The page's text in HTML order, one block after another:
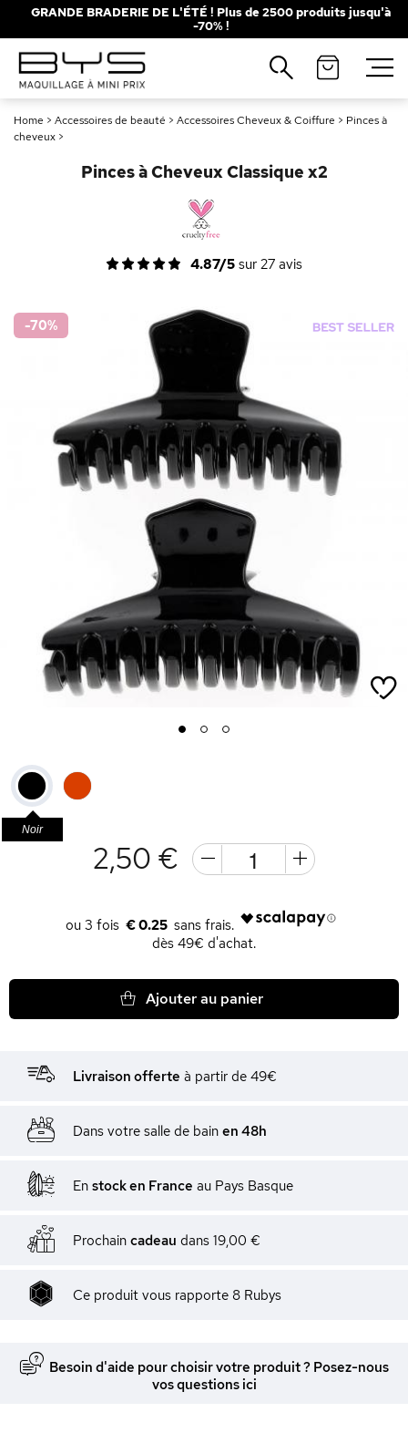
GRANDE BRADERIE DE L'ÉTÉ ! Plus de 2500 produits jusqu'à
-70% !
Home > Accessoires de beauté > Accessoires Cheveux & Coiffure > Pinces à
cheveux >
Pinces à Cheveux Classique x2
4.87/5 sur 27 avis
-70%
1 2 3
2,50 €
€ 0.25
dès 49€ d'achat.
Ajouter au panier
Livraison offerte à partir de 49€
Dans votre salle de bain en 48h
En stock en France au Pays Basque
Prochain cadeau dans 19,00 €
Ce produit vous rapporte 8 Rubys
Besoin d'aide pour choisir votre produit ? Posez-nous
vos questions ici
Fermer
Recherches populaires
Mascara
Palette
Solaire
Brumes
Noir